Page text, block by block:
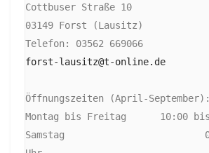
Cottbuser Straße 10
03149 Forst (Lausitz)
forst-lausitz@t-online.de
Öffnungszeiten (April-September):
Montag bis Freitag	10:00 bis 18:00 Uhr
Samstag		                09:00 bis 12:00